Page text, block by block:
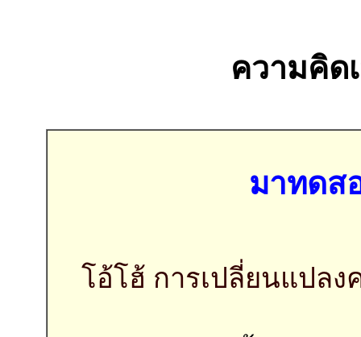
ความคิด
มาทดส
โอ้โฮ้ การเปลี่ยนแปลง